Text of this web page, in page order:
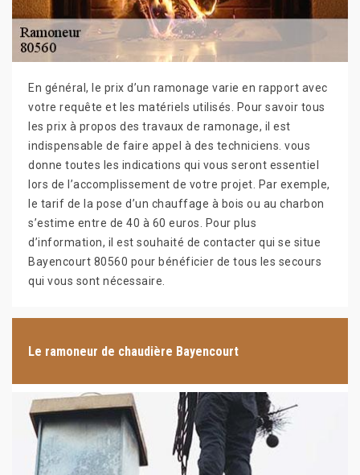
En général, le prix d’un ramonage varie en rapport avec
votre requête et les matériels utilisés. Pour savoir tous
les prix à propos des travaux de ramonage, il est
indispensable de faire appel à des techniciens. vous
donne toutes les indications qui vous seront essentiel
lors de l’accomplissement de votre projet. Par exemple,
le tarif de la pose d’un chauffage à bois ou au charbon
s’estime entre de 40 à 60 euros. Pour plus
d’information, il est souhaité de contacter qui se situe
Bayencourt 80560 pour bénéficier de tous les secours
qui vous sont nécessaire.
Le ramoneur de chaudière Bayencourt